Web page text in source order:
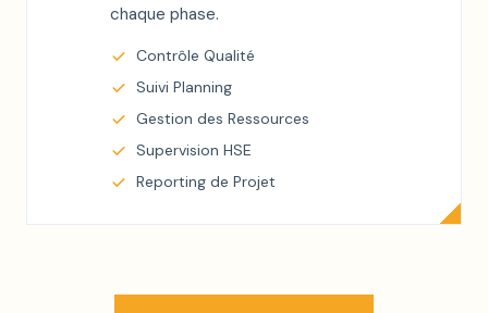
chaque phase.
Contrôle Qualité
Suivi Planning
Gestion des Ressources
Supervision HSE
Reporting de Projet